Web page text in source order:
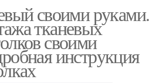
своими руками.
тканевых
своими
инструкция